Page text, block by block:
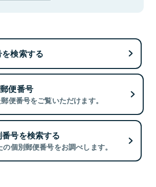
検索する
便番号
便番号をご覧いただけます。
号を検索する
個別郵便番号をお調べします。